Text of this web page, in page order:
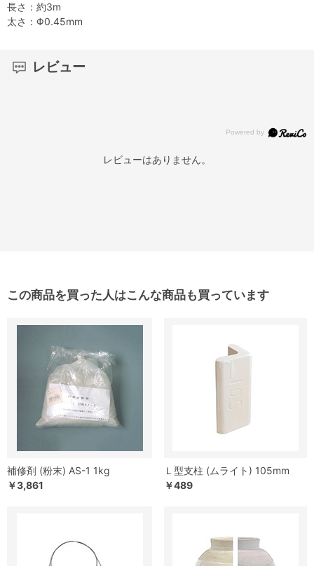
長さ：約3m
太さ：Φ0.45mm
レビュー
レビューはありません。
この商品を買った人はこんな商品も買っています
補修剤 (粉末) AS-1 1kg
￥3,861
Ｌ型支柱 (ムライト) 105mm
￥489